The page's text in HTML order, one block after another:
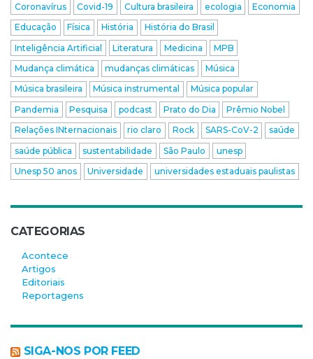
Coronavírus
Covid-19 Cultura brasileira ecologia
Economia
Educação
Física História
História do Brasil
Inteligência Artificial
Literatura Medicina
MPB
Mudança climática
mudanças climáticas
Música
Música brasileira
Música instrumental
Música popular
Pandemia
Pesquisa podcast Prato do Dia
Prêmio Nobel
Relações INternacionais
rio claro Rock SARS-CoV-2
saúde
saúde pública
sustentabilidade São Paulo
unesp
Unesp 50 anos
Universidade universidades estaduais paulistas
CATEGORIAS
Acontece
Artigos
Editoriais
Reportagens
SIGA-NOS POR FEED